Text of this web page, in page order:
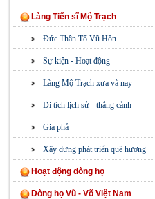
Làng Tiến sĩ Mộ Trạch
Đức Thần Tổ Vũ Hồn
Sự kiện - Hoạt động
Làng Mộ Trạch xưa và nay
Di tích lịch sử - thắng cảnh
Gia phả
Xây dựng phát triển quê hương
Hoạt động dòng họ
Dòng họ Vũ - Võ Việt Nam